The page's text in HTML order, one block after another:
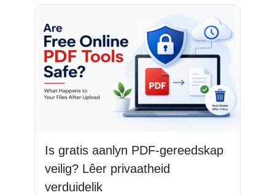
Is gratis aanlyn PDF-gereedskap
veilig? Lêer privaatheid
verduidelik